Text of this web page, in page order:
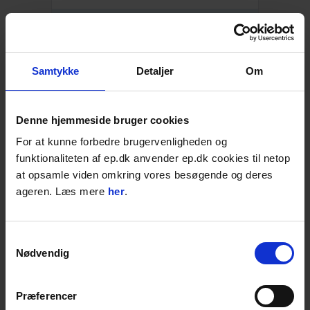
Samtykke Detaljer Om
Denne hjemmeside bruger cookies
For at kunne forbedre brugervenligheden og
funktionaliteten af ep.dk anvender ep.dk cookies til netop
at opsamle viden omkring vores besøgende og deres
ageren. Læs mere her.
Nødvendig
Præferencer
Håndtag af bøg
Flere størrelser
På lager: 1-2 dages levering
83,00